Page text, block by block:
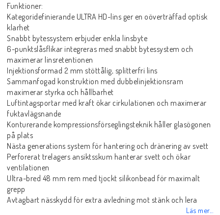
Funktioner:
Kategoridefinierande ULTRA HD-lins ger en oöverträffad optisk
klarhet
Snabbt bytessystem erbjuder enkla linsbyte
6-punktslåsflikar integreras med snabbt bytessystem och
maximerar linsretentionen
Injektionsformad 2 mm stöttålig, splitterfri lins
Sammanfogad konstruktion med dubbelinjektionsram
maximerar styrka och hållbarhet
Luftintagsportar med kraft ökar cirkulationen och maximerar
fuktavlägsnande
Konturerande kompressionsförseglingsteknik håller glasögonen
på plats
Nästa generations system för hantering och dränering av svett
Perforerat trelagers ansiktsskum hanterar svett och ökar
ventilationen
Ultra-bred 48 mm rem med tjockt silikonbead för maximalt
grepp
Avtagbart nässkydd för extra avledning mot stänk och lera
Läs mer...